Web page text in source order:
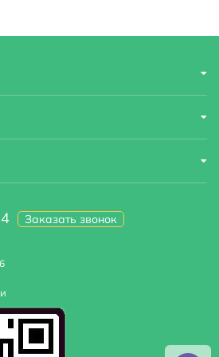
c крышей
душ Есть
Заказать звонок